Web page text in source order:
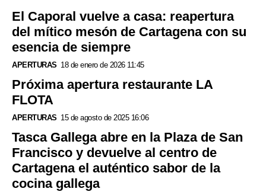
El Caporal vuelve a casa: reapertura
del mítico mesón de Cartagena con su
esencia de siempre
APERTURAS 18 de enero de 2026 11:45
Próxima apertura restaurante LA
FLOTA
APERTURAS 15 de agosto de 2025 16:06
Tasca Gallega abre en la Plaza de San
Francisco y devuelve al centro de
Cartagena el auténtico sabor de la
cocina gallega